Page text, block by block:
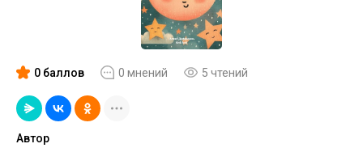
0 баллов 0 мнений 5 чтений
Автор